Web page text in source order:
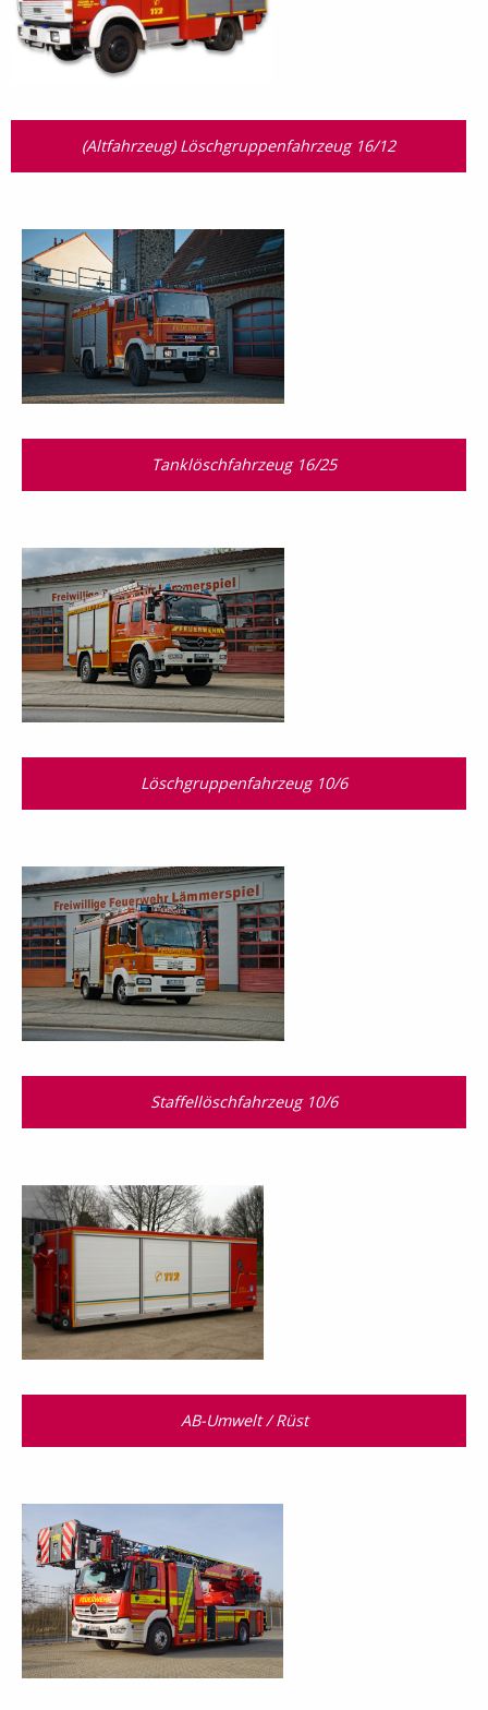
(Altfahrzeug) Löschgruppenfahrzeug 16/12
Tanklöschfahrzeug 16/25
Löschgruppenfahrzeug 10/6
Staffellöschfahrzeug 10/6
AB-Umwelt / Rüst